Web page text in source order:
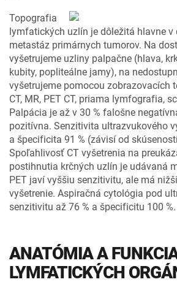
Topografia
lymfatických uzlín je dôležitá hlavne v
metastáz primárnych tumorov. Na
vyšetrujeme uzliny palpačne (hlava,
kubity, popliteálne jamy), na
vyšetrujeme pomocou zobrazovacích
CT, MR, PET CT, priama lymfografia,
Palpácia je až v 30 % falošne
pozitívna. Senzitivita ultrazvukového
a špecificita 91 % (závisí od
Spoľahlivosť CT vyšetrenia na
postihnutia krčných uzlín je udávaná
PET javí vyššiu senzitivitu, ale má
vyšetrenie. Aspiračná cytológia pod
senzitivitu až 76 % a špecificitu 100 %.
ANATÓMIA A
LYMFATICKÝCH